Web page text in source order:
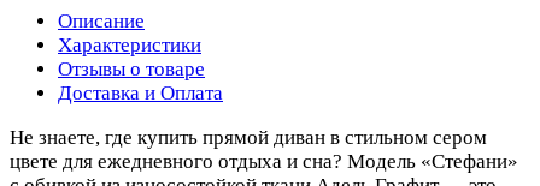
Описание
Характеристики
Отзывы о товаре
Доставка и Оплата
Не знаете, где купить прямой диван в стильном сером
цвете для ежедневного отдыха и сна? Модель «Стефани»